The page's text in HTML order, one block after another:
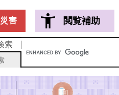
害 閲覧補助
索